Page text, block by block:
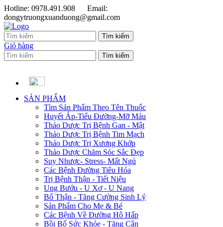
Hotline: 0978.491.908
Email:
dongytruongxuanduong@gmail.com
Giỏ hàng
SẢN PHẨM
Tìm Sản Phẩm Theo Tên Thuốc
Huyết Áp-Tiểu Đường-Mỡ Máu
Thảo Dược Trị Bệnh Gan - Mật
Thảo Dược Trị Bệnh Tim Mạch
Thảo Dược Trị Xương Khớp
Thảo Dược Chăm Sóc Sắc Đẹp
Suy Nhược- Stress- Mất Ngủ
Các Bệnh Đường Tiêu Hóa
Trị Bệnh Thận - Tiết Niệu
Ung Bướu - U Xơ - U Nang
Bổ Thận - Tăng Cường Sinh Lý
Sản Phẩm Cho Mẹ & Bé
Các Bệnh Về Đường Hô Hấp
Bồi Bổ Sức Khỏe - Tăng Cân